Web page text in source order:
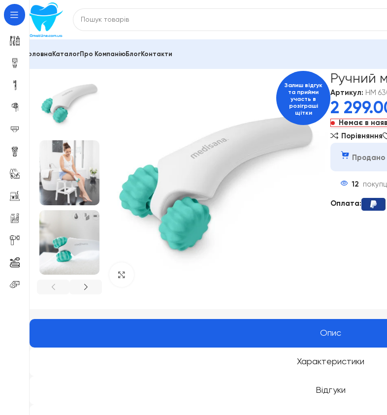
Головна КаталогПро КомпаніюБлогКонтакти
Залиш відгук
та прийми
участь в
розіграші
щітки
Ручний
Артикул: HM
2
Немає в
Порівняння
Продано
12
Оплата:
Опис
Характеристики
Відгуки